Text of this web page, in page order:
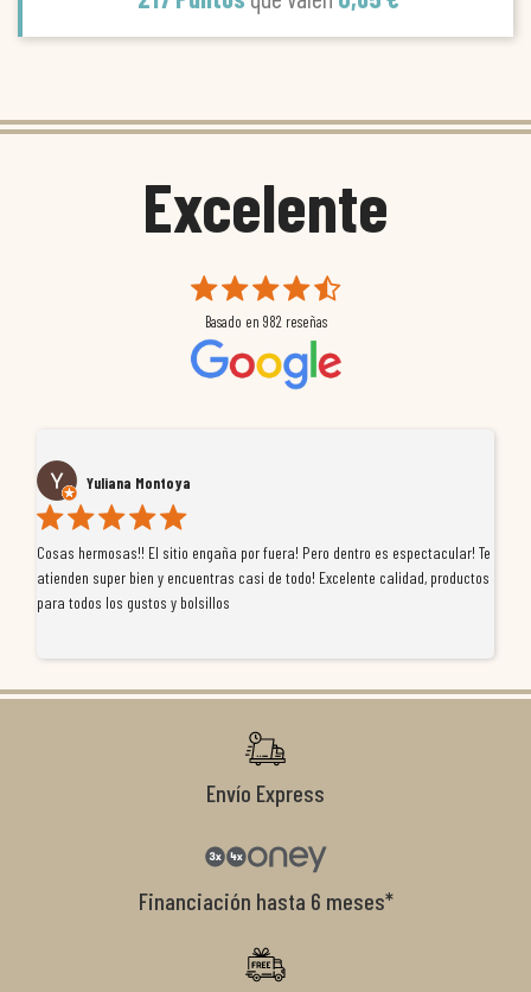
Excelente
Basado en 982 reseñas
Yuliana Montoya
Cosas hermosas!! El sitio engaña por fuera! Pero dentro es espectacular! Te
atienden super bien y encuentras casi de todo! Excelente calidad, productos
para todos los gustos y bolsillos
Envío Express
Financiación hasta 6 meses*